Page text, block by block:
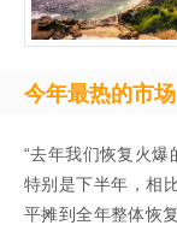
今年最热的市场
“去年我们恢复火爆
特别是下半年，相
平摊到全年整体恢